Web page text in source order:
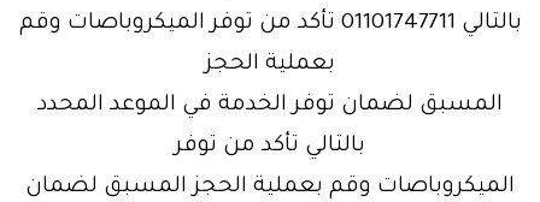
بالتالي 01101747711 تأكد من توفر الميكروباصات وقم
بعملية الحجز
المسبق لضمان توفر الخدمة في الموعد المحدد
بالتالي تأكد من توفر
الميكروباصات وقم بعملية الحجز المسبق لضمان